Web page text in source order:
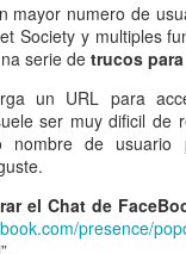
mayor numero de
Society y multiples
serie detrucos
un URL para
ser muy dificil de
nombre de
el Chat de
presence/